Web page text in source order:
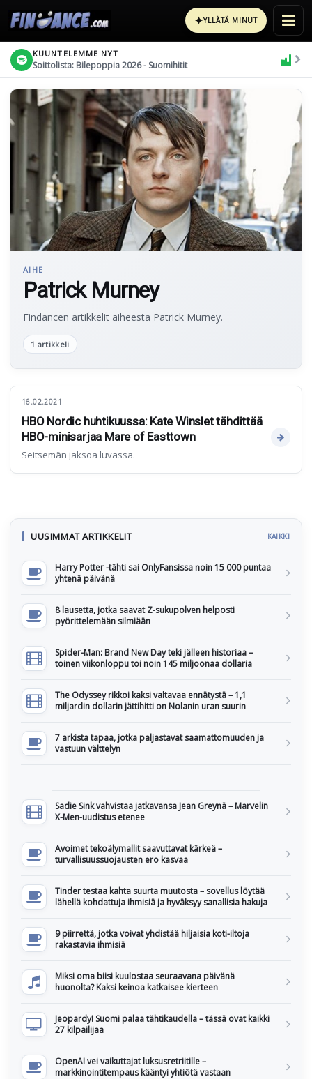
✦YLLÄTÄ MINUT
KUUNTELEMME NYT
Soittolista: Bilepoppia 2026 - Suomihitit
AIHE
Patrick Murney
Findancen artikkelit aiheesta Patrick Murney.
1 artikkeli
16.02.2021
HBO Nordic huhtikuussa: Kate Winslet tähdittää
HBO-minisarjaa Mare of Easttown
Seitsemän jaksoa luvassa.
UUSIMMAT ARTIKKELIT KAIKKI
Harry Potter -tähti sai OnlyFansissa noin 15 000 puntaa
yhtenä päivänä
8 lausetta, jotka saavat Z-sukupolven helposti
pyörittelemään silmiään
Spider-Man: Brand New Day teki jälleen historiaa –
toinen viikonloppu toi noin 145 miljoonaa dollaria
The Odyssey rikkoi kaksi valtavaa ennätystä – 1,1
miljardin dollarin jättihitti on Nolanin uran suurin
7 arkista tapaa, jotka paljastavat saamattomuuden ja
vastuun välttelyn
Sadie Sink vahvistaa jatkavansa Jean Greynä – Marvelin
X-Men-uudistus etenee
Avoimet tekoälymallit saavuttavat kärkeä –
turvallisuussuojausten ero kasvaa
Tinder testaa kahta suurta muutosta – sovellus löytää
lähellä kohdattuja ihmisiä ja hyväksyy sanallisia hakuja
9 piirrettä, jotka voivat yhdistää hiljaisia koti-iltoja
rakastavia ihmisiä
Miksi oma biisi kuulostaa seuraavana päivänä
huonolta? Kaksi keinoa katkaisee kierteen
Jeopardy! Suomi palaa tähtikaudella – tässä ovat kaikki
27 kilpailijaa
OpenAI vei vaikuttajat luksusretriitille –
markkinointitempaus kääntyi yhtiötä vastaan